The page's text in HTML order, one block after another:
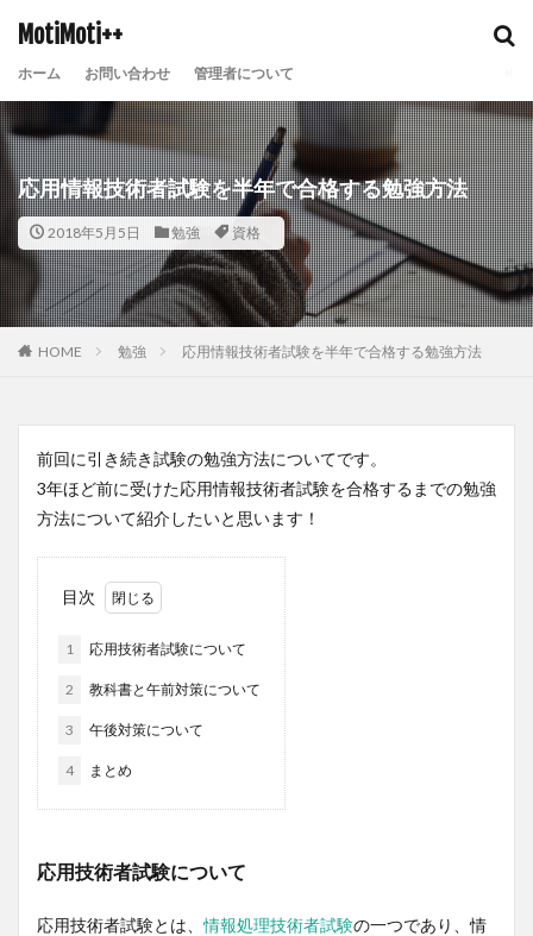
MotiMoti++
ホーム お問い合わせ 管理者について
応用情報技術者試験を半年で合格する勉強方法
2018年5月5日 勉強 資格
HOME 勉強 応用情報技術者試験を半年で合格する勉強方法
前回に引き続き試験の勉強方法についてです。
3年ほど前に受けた応用情報技術者試験を合格するまでの勉強
方法について紹介したいと思います！
目次
1 応用技術者試験について
2 教科書と午前対策について
3 午後対策について
4 まとめ
応用技術者試験について
応用技術者試験とは、情報処理技術者試験の一つであり、情